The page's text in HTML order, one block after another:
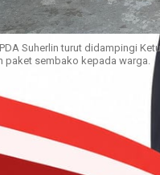
Suherlin turut didampingi
paket sembako kepada warga.
Oba Utara, IPDA
pembagian sembako
Utara, Kota Tidore